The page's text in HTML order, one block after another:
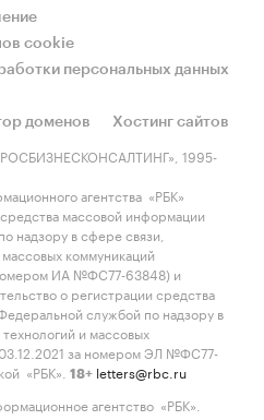
cookie
персональных данных
доменов
Хостинг сайтов
1995-
агентства «РБК»
массовой информации
надзору в сфере связи,
коммуникаций
ИА №ФС77-63848) и
о регистрации средства
службой по надзору в
и массовых
за номером ЭЛ №ФС77-
«РБК».
18+ letters@rbc.ru
агентство «РБК».